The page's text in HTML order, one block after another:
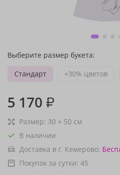
Выберите размер букета:
Стандарт
+30% цветов
5 170 ₽
Размер: 30 × 50 см
В наличии
Доставка в г. Кемерово:
Покупок за сутки: 45